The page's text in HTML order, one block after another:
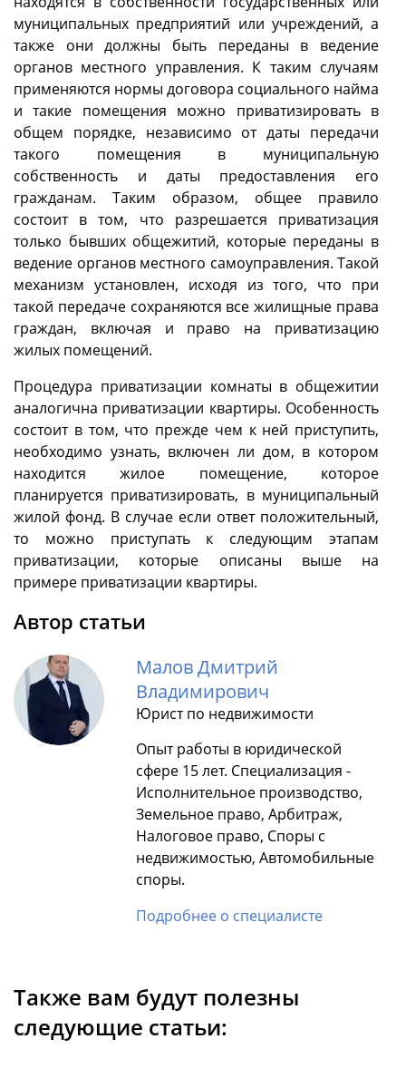
муниципальных предприятий или учреждений, а
также они должны быть переданы в ведение
органов местного управления. К таким случаям
применяются нормы договора социального найма
и такие помещения можно приватизировать в
общем порядке, независимо от даты передачи
такого помещения в муниципальную
собственность и даты предоставления его
гражданам. Таким образом, общее правило
состоит в том, что разрешается приватизация
только бывших общежитий, которые переданы в
ведение органов местного самоуправления. Такой
механизм установлен, исходя из того, что при
такой передаче сохраняются все жилищные права
граждан, включая и право на приватизацию
жилых помещений.
Процедура приватизации комнаты в общежитии
аналогична приватизации квартиры. Особенность
состоит в том, что прежде чем к ней приступить,
необходимо узнать, включен ли дом, в котором
находится жилое помещение, которое
планируется приватизировать, в муниципальный
жилой фонд. В случае если ответ положительный,
то можно приступать к следующим этапам
приватизации, которые описаны выше на
примере приватизации квартиры.
Автор статьи
Малов Дмитрий
Владимирович
Юрист по недвижимости
Опыт работы в юридической
сфере 15 лет. Специализация -
Исполнительное производство,
Земельное право, Арбитраж,
Налоговое право, Споры с
недвижимостью, Автомобильные
споры.
Подробнее о специалисте
Также вам будут полезны
следующие статьи: